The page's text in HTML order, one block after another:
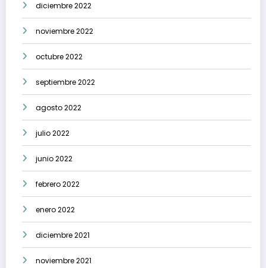
diciembre 2022
noviembre 2022
octubre 2022
septiembre 2022
agosto 2022
julio 2022
junio 2022
febrero 2022
enero 2022
diciembre 2021
noviembre 2021